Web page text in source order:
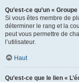
Qu’est-ce qu’un «
Si vous êtes membre de
déterminer le rang et la
peut vous permettre de
l’utilisateur.
Haut
Qu’est-ce que le lien «